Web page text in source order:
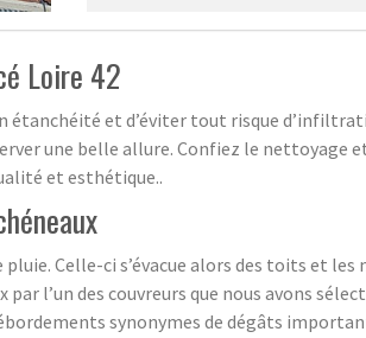
Loire 42
et d’éviter tout risque
une belle allure. Confiez le nettoyage
et esthétique..
Celle-ci s’évacue alors des toits et
l’un des couvreurs que nous avons
synonymes de dégâts